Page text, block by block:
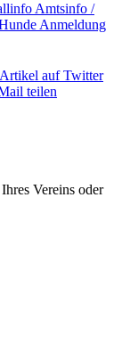
Amtsinfo /
Anmeldung
Artikel auf Twitter
teilen
Vereins oder